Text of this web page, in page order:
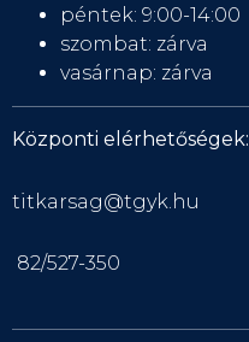
péntek: 9:00-14:00
szombat: zárva
vasárnap: zárva
Központi elérhetőségek:
titkarsag@tgyk.hu
82/527-350